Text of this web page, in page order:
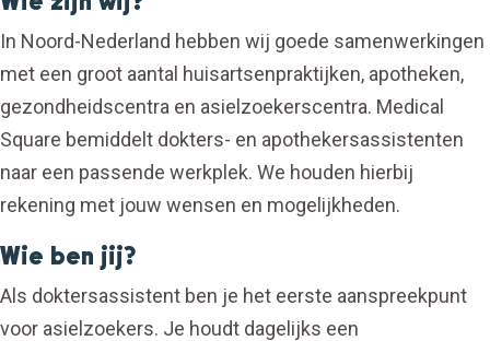
In Noord-Nederland hebben wij goede samenwerkingen
met een groot aantal huisartsenpraktijken, apotheken,
gezondheidscentra en asielzoekerscentra. Medical
Square bemiddelt dokters- en apothekersassistenten
naar een passende werkplek. We houden hierbij
rekening met jouw wensen en mogelijkheden.
Wie ben jij?
Als doktersassistent ben je het eerste aanspreekpunt
voor asielzoekers. Je houdt dagelijks een